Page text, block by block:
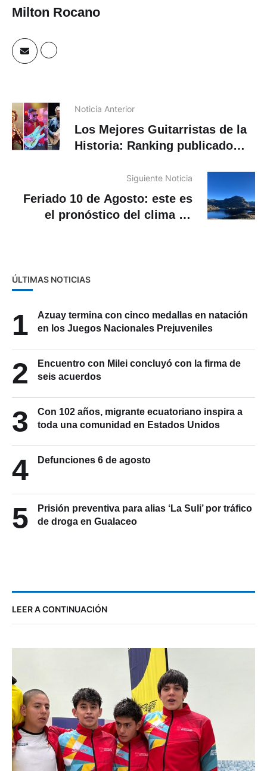
Milton Rocano
Noticia Anterior
Los Mejores Guitarristas de la
Historia: Ranking publicado
Siguiente Noticia
Feriado 10 de Agosto: este es
el pronóstico del clima en
ÚLTIMAS NOTICIAS
1
Azuay termina con cinco medallas en natación
en los Juegos Nacionales Prejuveniles
2
Encuentro con Milei concluyó con la firma de
seis acuerdos
3
Con 102 años, migrante ecuatoriano inspira a
toda una comunidad en Estados Unidos
4 Defunciones 6 de agosto
5
Prisión preventiva para alias ‘La Suli’ por tráfico
de droga en Gualaceo
LEER A CONTINUACIÓN